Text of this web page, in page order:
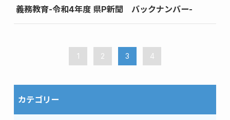
義務教育-令和4年度 県P新聞 バックナンバー-
1 2 3 4
カテゴリー